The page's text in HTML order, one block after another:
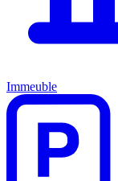
Immeuble